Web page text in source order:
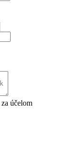
za účelom